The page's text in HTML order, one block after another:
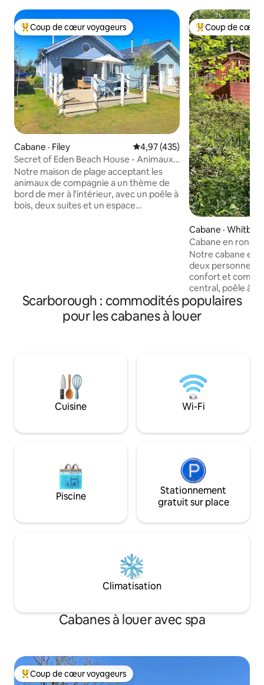
Coup de cœur voyageurs parmi les plus aimés
Coup de cœur voyageurs
Cabane · Filey Note moyenne de 4,97 sur 5,
4,97 (435)
Secret of Eden Beach House - Animaux
acceptés WiFi E.V
Notre maison de plage acceptant les
animaux de compagnie a un thème de
bord de mer à l'intérieur, avec un poêle à
bois, deux suites et un espace
voyageurs. Les installations sur place
comprennent un centre de loisirs avec
salle de sport et piscine, un court de
Coup de cœur
Coup de cœur
Cabane · Whitby
Cabane en
dans les bois de
Notre cabane en
deux personnes
confort et
central, poêle à
luxe, et cuisine,
La grande
foyer extérieur, et
mesure, tous
distinctes d'une
notre profil pour
annonces. Nous sommes à 1,5 mille, soit
Scarborough : commodités populaires
pour les cabanes à louer
Cuisine Wi-Fi
Piscine
Stationnement
gratuit sur place
Climatisation
Cabanes à louer avec spa
Coup de cœur voyageurs parmi les plus aimés
Coup de cœur voyageurs